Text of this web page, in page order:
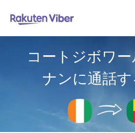
コートジボワ
ナンに通話